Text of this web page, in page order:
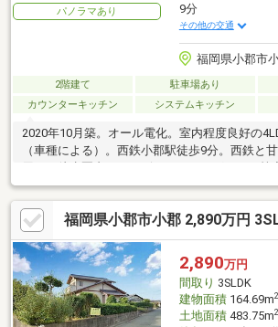
パノラマあり
9分
その他の交通
福岡県小郡市
2階建て 駐車場あり
カウンターキッチン
システムキッチン
2020年10月築。オール電化。室内程度良好の
（車種による）。西鉄小郡駅徒歩9分。西鉄と
福岡県小郡市小郡 2,890万円
2,890万円
間取り 3SLDK
建物面積164.69m2
土地面積483.75m2